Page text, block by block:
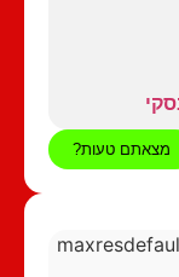
מצאתם טעות?